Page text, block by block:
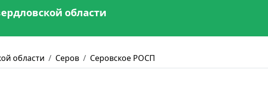
области
области Серов Серовское РОСП